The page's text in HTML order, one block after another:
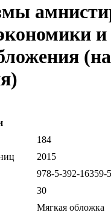
и
184
2015
978-5-392-16359-5
30
Мягкая обложка